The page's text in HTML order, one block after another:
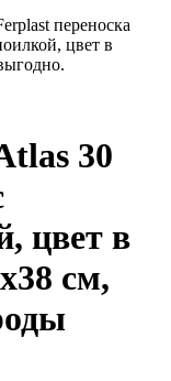
переноска
цвет в
30
цвет в
см,